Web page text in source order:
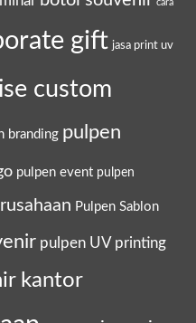
cara
gift jasa print uv
custom
branding pulpen
pulpen event pulpen
Pulpen Sablon
pulpen UV printing
kantor